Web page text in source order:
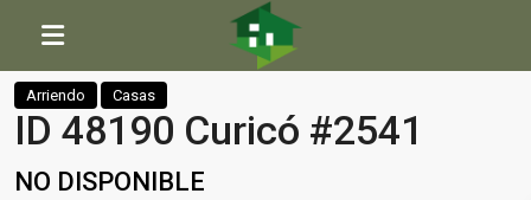
Inicio ID 48190 Curicó #2541
Arriendo Casas
ID 48190 Curicó #2541
NO DISPONIBLE